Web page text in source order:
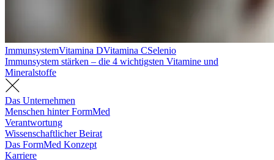
ImmunsystemVitamina DVitamina CSelenio
Immunsystem stärken – die 4 wichtigsten Vitamine und
Mineralstoffe
Das Unternehmen
Menschen hinter FormMed
Verantwortung
Wissenschaftlicher Beirat
Das FormMed Konzept
Karriere